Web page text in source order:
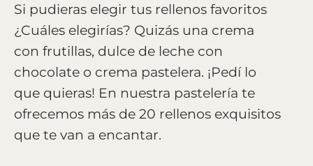
Si pudieras elegir tus rellenos favoritos
¿Cuáles elegirías? Quizás una crema
con frutillas, dulce de leche con
chocolate o crema pastelera. ¡Pedí lo
que quieras! En nuestra pastelería te
ofrecemos más de 20 rellenos exquisitos
que te van a encantar.